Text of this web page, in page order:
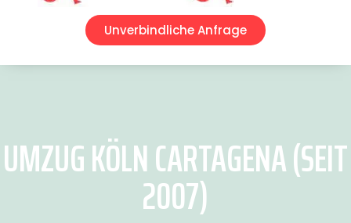
Unverbindliche Anfrage
UMZUG KÖLN CARTAGENA (SEIT
2007)